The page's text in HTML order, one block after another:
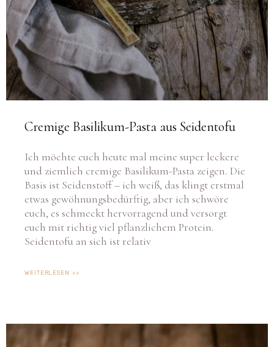
und ziemlich cremige Basilikum-Pasta zeigen. Die
Basis ist Seidenstoff – ich weiß, das klingt erstmal
etwas gewöhnungsbedürftig, aber ich schwöre
euch, es schmeckt hervorragend und versorgt
euch mit richtig viel pflanzlichem Protein.
Seidentofu an sich ist relativ